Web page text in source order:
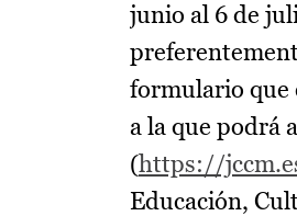
junio al 6 de
formulario que
a la que podrá
(https://
Educación,